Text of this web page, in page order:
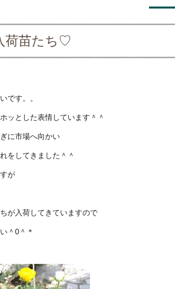
荷苗たち♡
です。。
ッとした表情しています＾＾
に市場へ向かい
をしてきました＾＾
が
が入荷してきていますので
＾0＾＊